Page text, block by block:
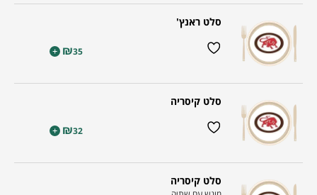
סלט ראנץ'
₪35
+
סלט קיסריה
₪32
+
סלט קיסריה